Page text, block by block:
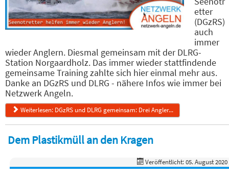
etter
(DGzRS)
auch
immer
wieder Anglern. Diesmal gemeinsam mit der DLRG-
Station Norgaardholz. Das immer wieder stattfindende
gemeinsame Training zahlte sich hier einmal mehr aus.
Danke an DGzRS und DLRG - nähere Infos wie immer bei
Netzwerk Angeln.
Weiterlesen: DGzRS und DLRG gemeinsam: Drei Angler...
Dem Plastikmüll an den Kragen
Veröffentlicht: 05. August 2020